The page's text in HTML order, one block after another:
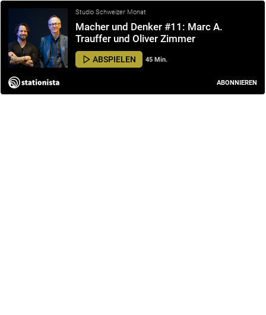
Studio Schweizer Monat
Macher und Denker #11: Marc A.
Trauffer und Oliver Zimmer
ABSPIELEN 45 Min.
ABONNIEREN